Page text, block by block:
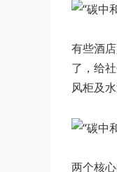
有些酒
了，给
风柜及
两个核